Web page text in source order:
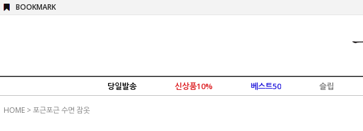
BOOKMARK
당일발송 신상품10% 베스트50 슬립
HOME>포근포근 수면 잠옷